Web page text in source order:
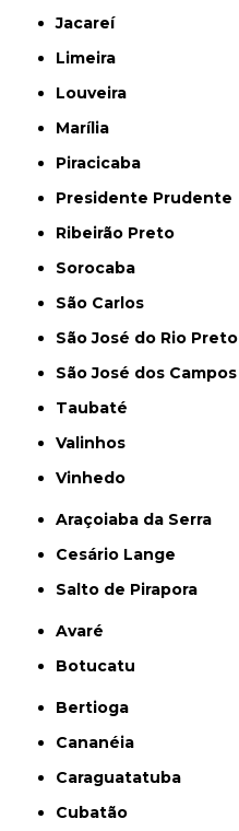
Jacareí
Limeira
Louveira
Marília
Piracicaba
Presidente Prudente
Ribeirão Preto
Sorocaba
São Carlos
São José do Rio Preto
São José dos Campos
Taubaté
Valinhos
Vinhedo
Araçoiaba da Serra
Cesário Lange
Salto de Pirapora
Avaré
Botucatu
Bertioga
Cananéia
Caraguatatuba
Cubatão